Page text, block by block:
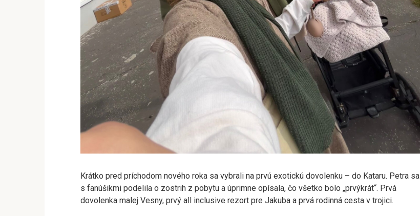
Krátko pred príchodom nového roka sa vybrali na prvú exotickú dovolenku – do Kataru. Petra sa
s fanúšikmi podelila o zostrih z pobytu a úprimne opísala, čo všetko bolo „prvýkrát“. Prvá
dovolenka malej Vesny, prvý all inclusive rezort pre Jakuba a prvá rodinná cesta v trojici.